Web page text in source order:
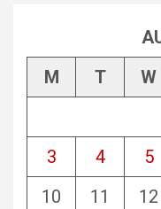
M
T W
3
4 5
10
11 12